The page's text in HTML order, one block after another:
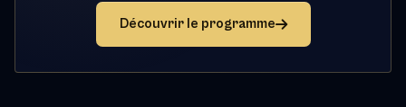
Découvrir le programme